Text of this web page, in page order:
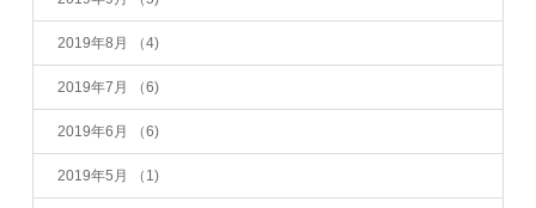
2019年8月 （4)
2019年7月 （6)
2019年6月 （6)
2019年5月 （1)